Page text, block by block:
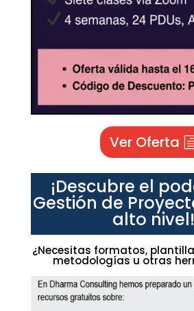
Ver Oferta
¡Descubre el
Gestión de
alto nivel!
¿Necesitas formatos,
metodologías u otras